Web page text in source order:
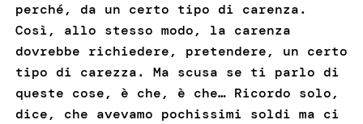
perché, da un certo tipo di carenza.
Così, allo stesso modo, la carenza
dovrebbe richiedere, pretendere, un certo
tipo di carezza. Ma scusa se ti parlo di
queste cose, è che, è che… Ricordo solo,
dice, che avevamo pochissimi soldi ma ci